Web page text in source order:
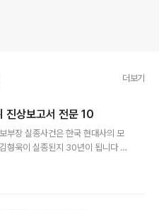
리더나 RSS로!!
더보기
진상보고서 전문 10
부장 실종사건은 한국 현대사의 모
형욱이 실종된지 30년이 됩니다 하
기쉽게 10부분으로 나눠서 올려봅